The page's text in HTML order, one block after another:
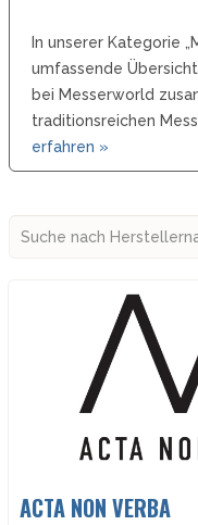
In unserer Kategorie
umfassende
bei Messerworld
traditionsreichen
erfahren »
ACTA NON VERBA